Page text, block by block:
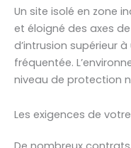
Un site isolé en zone
et éloigné des axes
d’intrusion supérieur
fréquentée.
niveau de protection
Les exigences de